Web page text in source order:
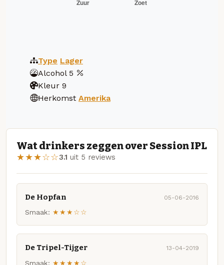
Type Lager
Alcohol 5
Kleur 9
Herkomst Amerika
Wat drinkers zeggen over Session IPL
★★★☆☆3.1 uit 5 reviews
De Hopfan 05-06-2016
Smaak: ★★★☆☆
De Tripel-Tijger 13-04-2019
Smaak: ★★★★☆